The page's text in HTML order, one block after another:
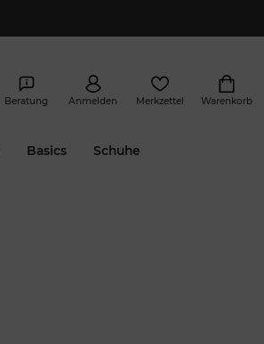
Basics Schuhe
Beratung Anmelden Merkzettel Warenkorb